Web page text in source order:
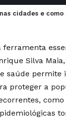
cidades e
Silva
saúde
proteger a
como